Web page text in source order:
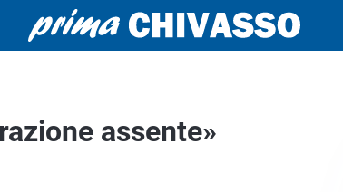
assente»